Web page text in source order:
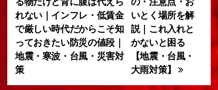
ナ
ビ
ゲ
ー
いとく場所を解
説｜これ入れと
かないと困る
【地震・台風・
大雨対策】
れない｜インフレ・低賃金
で厳しい時代だからこそ知
っておきたい防災の値段｜
地震・寒波・台風・災害対
策